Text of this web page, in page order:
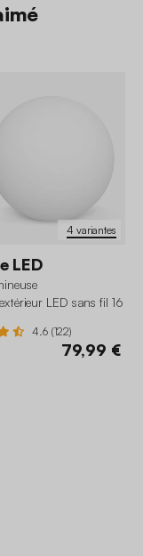
4 variantes
LED
LED sans fil 16
4.6 (122)
79,99 €